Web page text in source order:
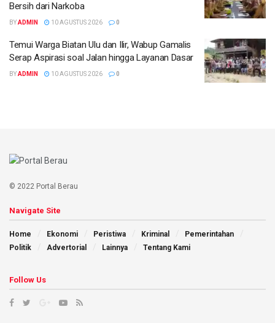
Bersih dari Narkoba
BYADMIN 10 AGUSTUS 2026 0
Temui Warga Biatan Ulu dan Ilir, Wabup Gamalis
Serap Aspirasi soal Jalan hingga Layanan Dasar
BYADMIN 10 AGUSTUS 2026 0
© 2022 Portal Berau
Navigate Site
Home Ekonomi Peristiwa Kriminal
Pemerintahan
Politik
Advertorial Lainnya Tentang Kami
Follow Us